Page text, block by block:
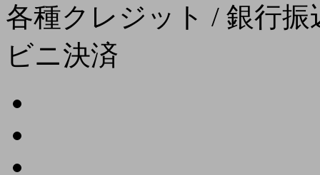
各種クレジット / 銀行
ビニ決済